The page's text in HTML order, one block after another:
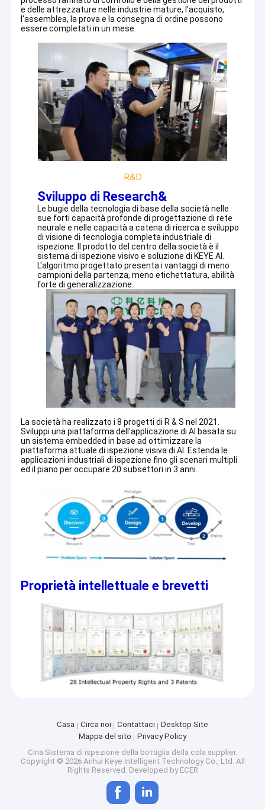
macchina per l'ispezione delle etichette
Soluzioni di visione rigide in plastica
Altre ispezioni dei prodotti
e delle attrezzature nelle industrie mature, l'acquisto,
l'assemblea, la prova e la consegna di ordine possono
essere completati in un mese.
R&D
Sviluppo di Research&
Le bugie della tecnologia di base della società nelle
sue forti capacità profonde di progettazione di rete
neurale e nelle capacità a catena di ricerca e sviluppo
di visione di tecnologia completa industriale di
ispezione. Il prodotto del centro della società è il
sistema di ispezione visivo e soluzione di KEYE AI.
L'algoritmo progettato presenta i vantaggi di meno
campioni della partenza, meno etichettatura, abilità
forte di generalizzazione.
La società ha realizzato i 8 progetti di R & S nel 2021.
Sviluppi una piattaforma dell'applicazione di AI basata su
un sistema embedded in base ad ottimizzare la
piattaforma attuale di ispezione visiva di AI. Estenda le
applicazioni industriali di ispezione fino gli scenari multipli
ed il piano per occupare 20 subsettori in 3 anni.
Proprietà intellettuale e brevetti
Applicazioni della visione
**Integrità, attenzione, innovazione, eccellenza, la
tecnologia Keye si impegna a diventare un fornitore
globale di prodotti di ispezione visiva, per fornire ai clienti
la tecnologia di punta,prodotti convenienti e servizi
**Abbiamo un forte team di ricerca e sviluppo e abbiamo
padroneggiato la tecnologia di base, sviluppato alcune
fotocamere, obiettivi e prodotti di luce, gettando le basi
per il futuro sviluppo sostenibile.
Casa Circa noi Contattaci
Desktop Site
Mappa del sito
Privacy Policy
Cina Sistema di ispezione della bottiglia della cola supplier.
Copyright © 2026 Anhui Keye Intelligent Technology Co., Ltd. All
Rights Reserved. Developed by ECER